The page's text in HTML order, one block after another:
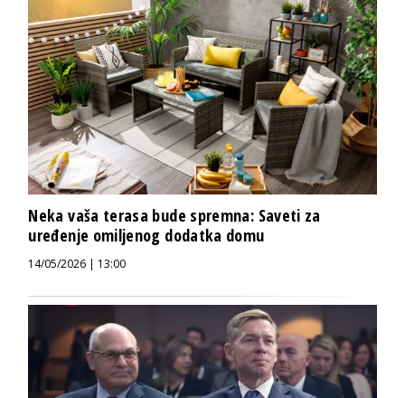
Neka vaša terasa bude spremna: Saveti za
uređenje omiljenog dodatka domu
14/05/2026 | 13:00